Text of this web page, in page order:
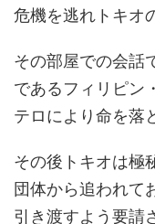
危機を逃れトキオ
その部屋での会話
であるフィリピン
テロにより命を落
その後トキオは極
団体から追われて
引き渡すよう要請